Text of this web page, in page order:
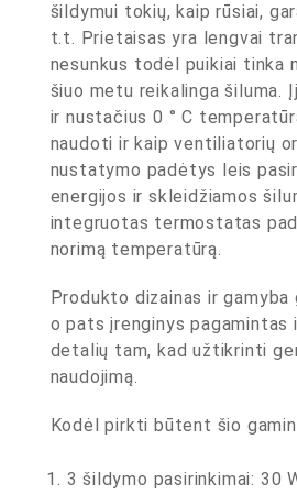
šildymui tokių, kaip rūsiai,
t.t. Prietaisas yra lengvai
nesunkus todėl puikiai tinka
šiuo metu reikalinga šiluma.
ir nustačius 0 ° C
naudoti ir kaip ventiliatorių
nustatymo padėtys leis
energijos ir skleidžiamos
integruotas termostatas
norimą temperatūrą.
Produkto dizainas ir gamyba
o pats įrenginys pagamintas
detalių tam, kad užtikrinti
naudojimą.
Kodėl pirkti būtent šio
3 šildymo pasirinkimai: 30